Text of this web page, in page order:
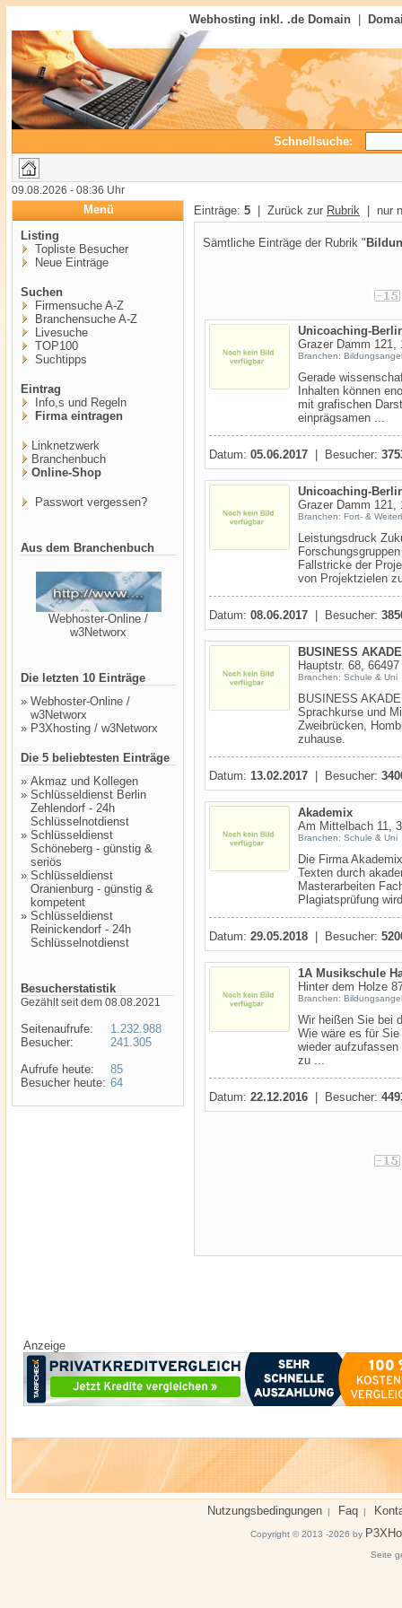
Webhosting inkl. .de Domain
Schnellsuche:
09.08.2026 - 08:36 Uhr
Menü
Listing
Topliste Besucher
Neue Einträge
Suchen
Firmensuche A-Z
Branchensuche A-Z
Livesuche
TOP100
Suchtipps
Eintrag
Info,s und Regeln
Firma eintragen
Linknetzwerk
Branchenbuch
Online-Shop
Passwort vergessen?
Aus dem Branchenbuch
Webhoster-Online /
w3Networx
Die letzten 10 Einträge
» Webhoster-Online /
w3Networx
» P3Xhosting / w3Networx
Die 5 beliebtesten Einträge
» Akmaz und Kollegen
» Schlüsseldienst Berlin
Zehlendorf - 24h
Schlüsselnotdienst
» Schlüsseldienst
Schöneberg - günstig &
seriös
» Schlüsseldienst
Oranienburg - günstig &
kompetent
» Schlüsseldienst
Reinickendorf - 24h
Schlüsselnotdienst
Besucherstatistik
Gezählt seit dem 08.08.2021
Seitenaufrufe:
Besucher:
Aufrufe heute:
Besucher heute:
1.232.988
241.305
85
64
Einträge: 5 | Zurück zur Rubrik | nur
Sämtliche Einträge der Rubrik "
Unicoaching-
Grazer Damm 121,
Branchen:
Gerade
Inhalten können
mit grafischen
einprägsamen ...
Datum: 05.06.2017 | Besucher:
Unicoaching-
Grazer Damm 121,
Branchen: Fort- &
Leistungsdruck
Fallstricke der
von Projektzielen
Datum: 08.06.2017 | Besucher:
BUSINESS
Hauptstr. 68,
Branchen: Schule & Uni
BUSINESS
Sprachkurse und
Zweibrücken,
zuhause.
Datum: 13.02.2017 | Besucher:
Akademix
Am Mittelbach 11,
Branchen: Schule & Uni
Die Firma
Texten durch
Masterarbeiten
Plagiatsprüfung
Datum: 29.05.2018 | Besucher:
1A Musikschule
Hinter dem Holze
Branchen:
Wir heißen Sie bei
Wie wäre es für
wieder
zu ...
Datum: 22.12.2016 | Besucher:
Anzeige
Nutzungsbedingungen | Faq |
Copyright © 2013 -2026 by
Seite